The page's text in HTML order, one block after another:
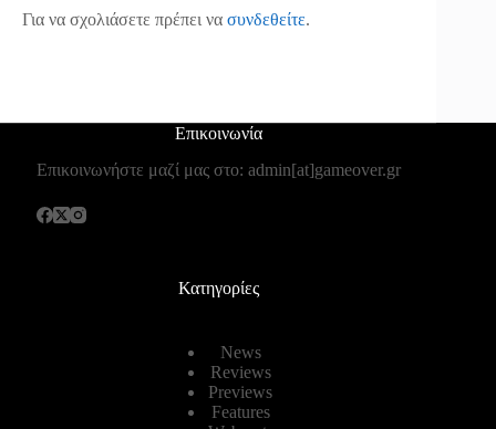
Για να σχολιάσετε πρέπει να συνδεθείτε.
Επικοινωνία
Επικοινωνήστε μαζί μας στο: admin[at]gameover.gr
Κατηγορίες
News
Reviews
Previews
Features